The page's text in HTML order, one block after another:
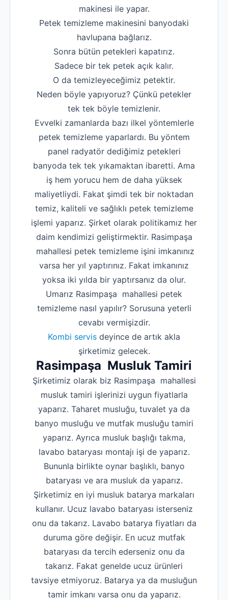
Hakkımızda
makinesi ile yapar.
Petek temizleme makinesini banyodaki
havlupana bağlarız.
Sonra bütün petekleri kapatırız.
Sadece bir tek petek açık kalır.
O da temizleyeceğimiz petektir.
Neden böyle yapıyoruz? Çünkü petekler
tek tek böyle temizlenir.
Evvelki zamanlarda bazı ilkel yöntemlerle
petek temizleme yaparlardı. Bu yöntem
panel radyatör dediğimiz petekleri
banyoda tek tek yıkamaktan ibaretti. Ama
iş hem yorucu hem de daha yüksek
maliyetliydi. Fakat şimdi tek bir noktadan
temiz, kaliteli ve sağlıklı petek temizleme
işlemi yaparız. Şirket olarak politikamız her
daim kendimizi geliştirmektir. Rasimpaşa
mahallesi petek temizleme işini imkanınız
varsa her yıl yaptırınız. Fakat imkanınız
yoksa iki yılda bir yaptırsanız da olur.
Umarız Rasimpaşa mahallesi petek
temizleme nasıl yapılır? Sorusuna yeterli
cevabı vermişizdir.
Kombi servis deyince de artık akla
şirketimiz gelecek.
Rasimpaşa Musluk Tamiri
Şirketimiz olarak biz Rasimpaşa mahallesi
musluk tamiri işlerinizi uygun fiyatlarla
yaparız. Taharet musluğu, tuvalet ya da
banyo musluğu ve mutfak musluğu tamiri
yaparız. Ayrıca musluk başlığı takma,
lavabo bataryası montajı işi de yaparız.
Bununla birlikte oynar başlıklı, banyo
bataryası ve ara musluk da yaparız.
Şirketimiz en iyi musluk batarya markaları
kullanır. Ucuz lavabo bataryası isterseniz
onu da takarız. Lavabo batarya fiyatları da
duruma göre değişir. En ucuz mutfak
bataryası da tercih ederseniz onu da
takarız. Fakat genelde ucuz ürünleri
tavsiye etmiyoruz. Batarya ya da musluğun
tamir imkanı varsa onu da yaparız.